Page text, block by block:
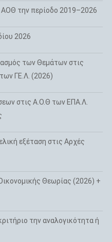
ΑΟΘ την περίοδο 2019–2026
2026
των Θεμάτων στις
ΓΕ.Λ. (2026)
στις Α.Ο.Θ των ΕΠΑ.Λ.
εξέταση στις Αρχές
Θεωρίας (2026) +
την αναλογικότητα ή